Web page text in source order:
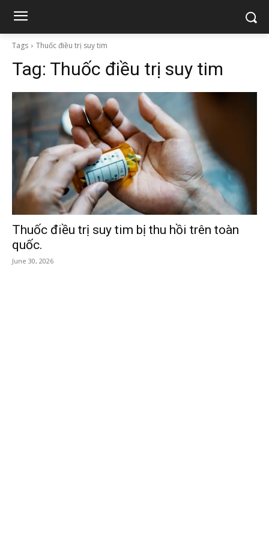
Tags Thuốc điều trị suy tim
Tag: Thuốc điều trị suy tim
Thuốc điều trị suy tim bị thu hồi trên toàn
quốc.
June 30, 2026